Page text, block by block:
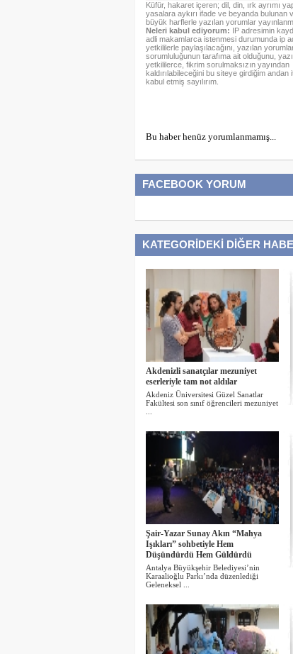
Küfür, hakaret içeren; dil, din, ırk ayrımı
yasalara aykırı ifade ve beyanda bulunan
büyük harflerle yazılan yorumlar
Neleri kabul ediyorum: IP adresimin
adli makamlarca istenmesi durumunda ip
yetkililerle paylaşılacağını, yazılan
sorumluluğunun tarafıma ait olduğunu,
yetkililerce, fikrim sorulmaksızın yayından
kaldırılabileceğini bu siteye girdiğim andan
kabul etmiş sayılırım.
Bu haber henüz yorumlanmamış...
FACEBOOK YORUM
KATEGORİDEKİ DİĞER
Akdenizli sanatçılar mezuniyet
eserleriyle tam not aldılar
Akdeniz Üniversitesi Güzel Sanatlar
Fakültesi son sınıf öğrencileri mezuniyet
Şair-Yazar Sunay Akın “Mahya
Işıkları” sohbetiyle Hem
Düşündürdü Hem Güldürdü
Antalya Büyükşehir Belediyesi’nin
Karaalioğlu Parkı’nda düzenlediği
Geleneksel ...